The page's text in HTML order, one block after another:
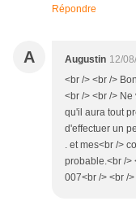
Répondre
A Augustin 12/
<br /> <br />
<br /> <br />
qu'il aura tout
d'effectuer un
. et mes<br />
probable.<br />
007<br /> <br /